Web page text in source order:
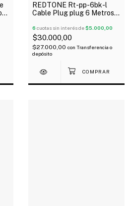
REDTONE Rt-pp-6bk-l
Cable Plug plug 6 Metros
6 cuotas sin interés de$5.000,00
$30.000,00
$27.000,00 con Transferencia o
depósito